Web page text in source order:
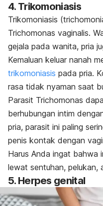
4. Trikomoniasis
Trikomoniasis (
Trichomonas vaginalis.
gejala pada wanita, pria
Kemaluan keluar nanah
trikomoniasis pada pria.
rasa tidak nyaman saat
Parasit Trichomonas
berhubungan intim
pria, parasit ini paling
penis kontak dengan
Harus Anda ingat bahwa
lewat sentuhan, pelukan,
5. Herpes genital